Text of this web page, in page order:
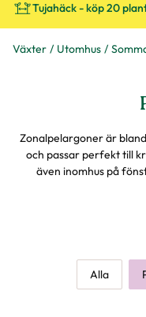
Tujahäck - köp 20
Växter Utomhus
Zonalpelargoner är
och passar perfekt till
även inomhus på fönsterbrädan.
Alla